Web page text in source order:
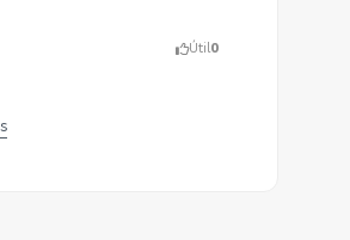
Útil0